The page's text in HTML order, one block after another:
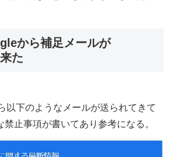
から補足メールが
た
以下のようなメールが送られてきて
止事項が書いてあり参考になる。